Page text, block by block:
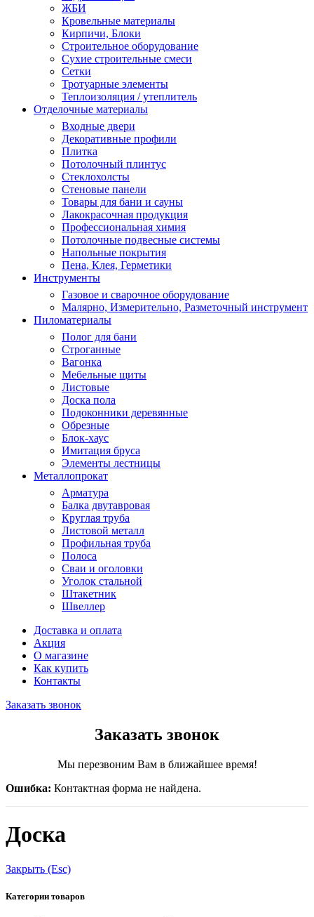
ЖБИ
Кровельные материалы
Кирпичи, Блоки
Строительное оборудование
Сухие строительные смеси
Сетки
Тротуарные элементы
Теплоизоляция / утеплитель
Отделочные материалы
Входные двери
Декоративные профили
Плитка
Потолочный плинтус
Стеклохолсты
Стеновые панели
Товары для бани и сауны
Лакокрасочная продукция
Профессиональная химия
Потолочные подвесные системы
Напольные покрытия
Пена, Клея, Герметики
Инструменты
Газовое и сварочное оборудование
Малярно, Измерительно, Разметочный инструмент
Пиломатериалы
Полог для бани
Строганные
Вагонка
Мебельные щиты
Листовые
Доска пола
Подоконники деревянные
Обрезные
Блок-хаус
Имитация бруса
Элементы лестницы
Металлопрокат
Арматура
Балка двутавровая
Круглая труба
Листовой металл
Профильная труба
Полоса
Сваи и оголовки
Уголок стальной
Штакетник
Швеллер
Доставка и оплата
Акция
О магазине
Как купить
Контакты
Заказать звонок
Заказать звонок
Мы перезвоним Вам в ближайшее время!
Ошибка: Контактная форма не найдена.
Доска
Закрыть (Esc)
Категории товаров